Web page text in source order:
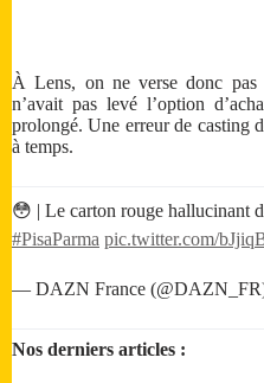
À Lens, on ne verse donc
n’avait pas levé l’option
prolongé. Une erreur de casting
à temps.
😳 | Le carton rouge hallucinant
#PisaParma pic.twitter.com/
— DAZN France
Nos derniers articles :